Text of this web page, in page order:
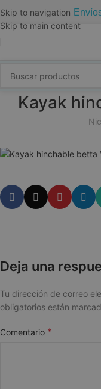
Skip to navigation
Skip to main content
Kayak
Nic
Deja una
Tu dirección de correo
obligatorios están
Comentario *